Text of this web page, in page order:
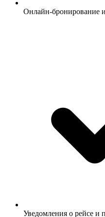
Онлайн-бронирование
Уведомления о рейсе и